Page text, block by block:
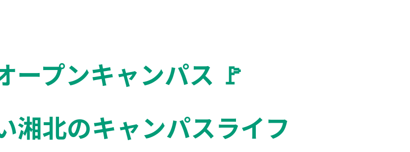
ープンキャンパス 🚩️
湘北のキャンパスライフ